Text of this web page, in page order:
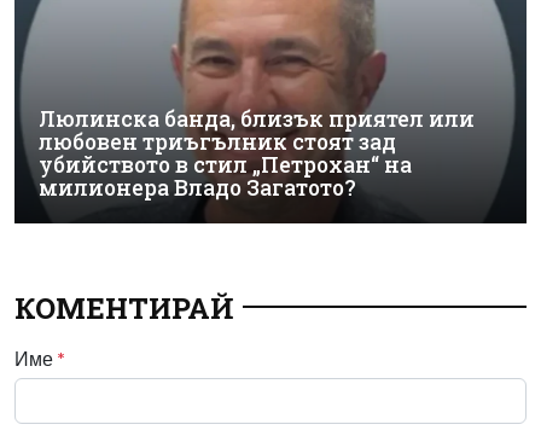
Люлинска банда, близък приятел или
любовен триъгълник стоят зад
убийството в стил „Петрохан“ на
милионера Владо Загатото?
КОМЕНТИРАЙ
Име *